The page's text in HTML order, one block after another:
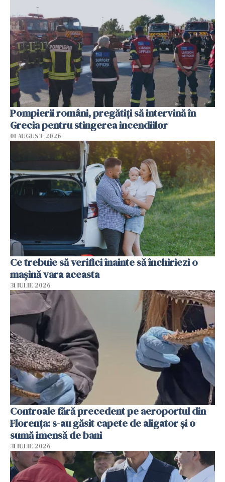
Pompierii români, pregătiţi să intervină în
Grecia pentru stingerea incendiilor
01 AUGUST 2026
Ce trebuie să verifici înainte să închiriezi o
mașină vara aceasta
31 IULIE 2026
Controale fără precedent pe aeroportul din
Florența: s-au găsit capete de aligator și o
sumă imensă de bani
31 IULIE 2026